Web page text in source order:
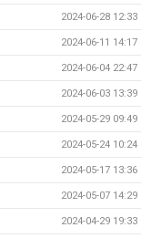
2024-06-28 12:33
2024-06-11 14:17
2024-06-04 22:47
2024-06-03 13:39
2024-05-29 09:49
2024-05-24 10:24
2024-05-17 13:36
2024-05-07 14:29
2024-04-29 19:33